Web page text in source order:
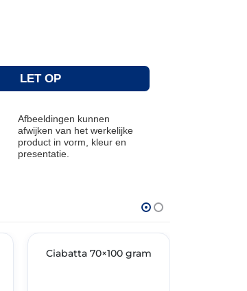
LET OP
Afbeeldingen kunnen
afwijken van het werkelijke
product in vorm, kleur en
presentatie.
🔥 OP=OP
Ciabatta 70×100 gram